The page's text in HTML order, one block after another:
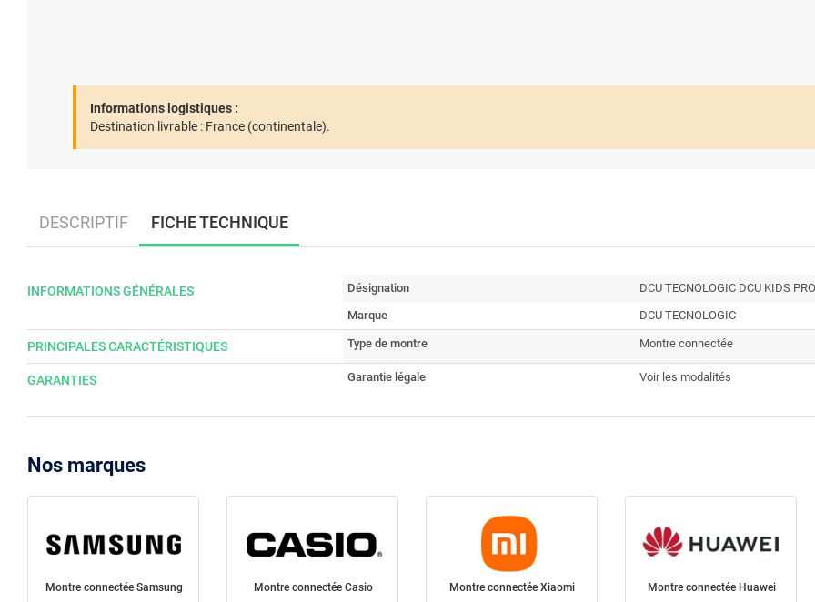
Informations logistiques :
Destination livrable : France (continentale).
DESCRIPTIF FICHE TECHNIQUE
INFORMATIONS GÉNÉRALES Désignation
DCU TECNOLOGIC DCU KIDS
Marque
DCU TECNOLOGIC
PRINCIPALES CARACTÉRISTIQUES Type de montre Montre connectée
GARANTIES Garantie légale Voir les modalités
Nos marques
Montre connectée Samsung Montre connectée Casio Montre connectée Xiaomi Montre connectée Huawei